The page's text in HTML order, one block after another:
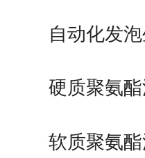
优势作用
自动化发
硬质聚氨
软质聚氨